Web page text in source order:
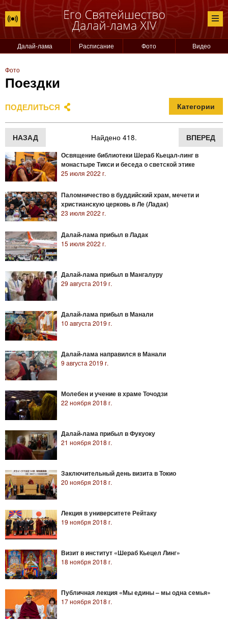
Далай-лама Расписание Фото Видео
Фото
Поездки
ПОДЕЛИТЬСЯ Категории
НАЗАД Найдено 418. ВПЕРЕД
Освящение библиотеки Шераб Кьецал-линг в
монастыре Тикси и беседа о светской этике
25 июля 2022 г.
Паломничество в буддийский храм, мечети и
христианскую церковь в Ле (Ладак)
23 июля 2022 г.
Далай-лама прибыл в Ладак
15 июля 2022 г.
Далай-лама прибыл в Мангалуру
29 августа 2019 г.
Далай-лама прибыл в Манали
10 августа 2019 г.
Далай-лама направился в Манали
9 августа 2019 г.
Молебен и учение в храме Точодзи
22 ноября 2018 г.
Далай-лама прибыл в Фукуоку
21 ноября 2018 г.
Заключительный день визита в Токио
20 ноября 2018 г.
Лекция в университете Рейтаку
19 ноября 2018 г.
Визит в институт «Шераб Кьецел Линг»
18 ноября 2018 г.
Публичная лекция «Мы едины – мы одна семья»
17 ноября 2018 г.